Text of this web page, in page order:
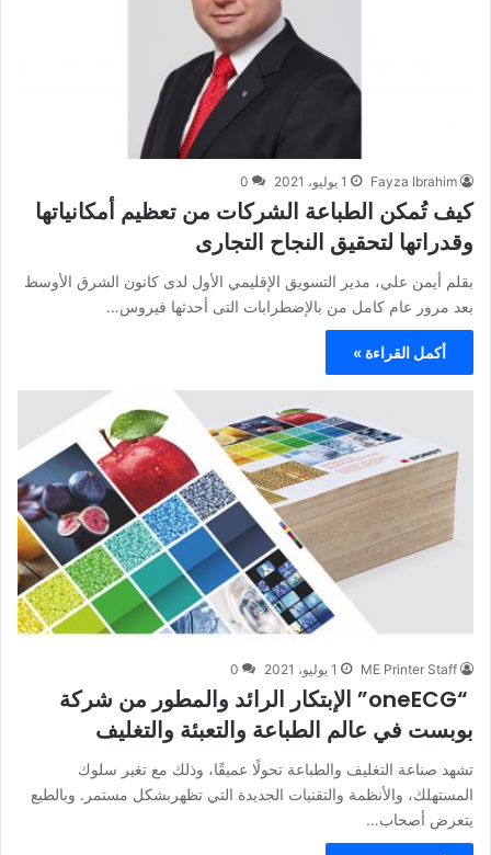
Fayza Ibrahim 1 يوليو، 2021 0
كيف تُمكن الطباعة الشركات من تعظيم أمكانياتها
وقدراتها لتحقيق النجاح التجارى
بقلم أيمن علي، مدير التسويق الإقليمي الأول لدى كانون الشرق الأوسط
بعد مرور عام كامل من بالإضطرابات التى أحدثها فيروس…
أكمل القراءة »
ME Printer Staff 1 يوليو، 2021 0
“oneECG” الإبتكار الرائد والمطور من شركة
بوبست في عالم الطباعة والتعبئة والتغليف
تشهد صناعة التغليف والطباعة تحولًا عميقًا، وذلك مع تغير سلوك
المستهلك، والأنظمة والتقنيات الجديدة التي تظهربشكل مستمر. وبالطبع
يتعرض أصحاب…